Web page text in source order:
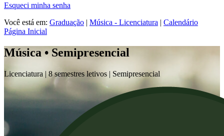
Esqueci minha senha
Você está em: Graduação | Música - Licenciatura | Calendário
Página Inicial
Música • Semipresencial
Licenciatura | 8 semestres letivos | Semipresencial